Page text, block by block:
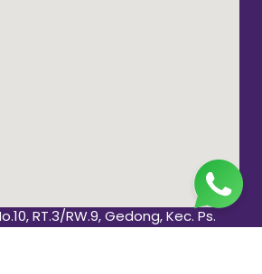
RT.3/RW.9, Gedong, Kec. Ps.
Timur, Daerah Khusus Ibukota